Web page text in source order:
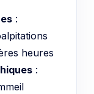
:
heures
: